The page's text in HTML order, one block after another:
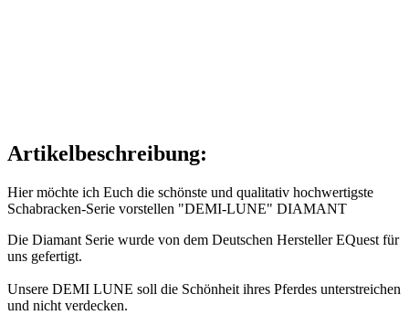
Artikelbeschreibung:
Hier möchte ich Euch die schönste und qualitativ hochwertigste
Schabracken-Serie vorstellen "DEMI-LUNE" DIAMANT
Die Diamant Serie wurde von dem Deutschen Hersteller EQuest für
uns gefertigt.
Unsere DEMI LUNE soll die Schönheit ihres Pferdes unterstreichen
und nicht verdecken.